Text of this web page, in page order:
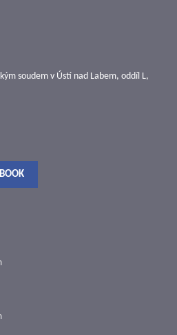
soudem v Ústí nad Labem, oddíl L,